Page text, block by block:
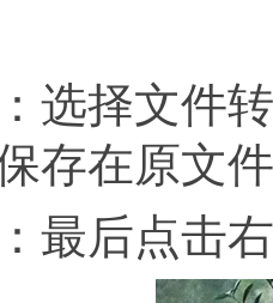
择文件转
存在原文
后点击右